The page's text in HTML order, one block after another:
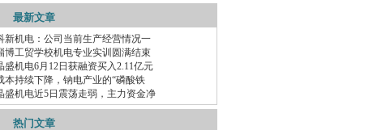
最新文章
新机电：公司当前生产经营情况一
博工贸学校机电专业实训圆满结束
盛机电6月12日获融资买入2.11亿元
本持续下降，钠电产业的“磷酸铁
盛机电近5日震荡走弱，主力资金净
热门文章